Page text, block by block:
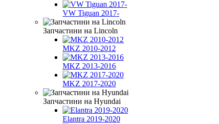
VW Tiguan 2017-
Запчастини на Lincoln
MKZ 2010-2012
MKZ 2013-2016
MKZ 2017-2020
Запчастини на Hyundai
Elantra 2019-2020